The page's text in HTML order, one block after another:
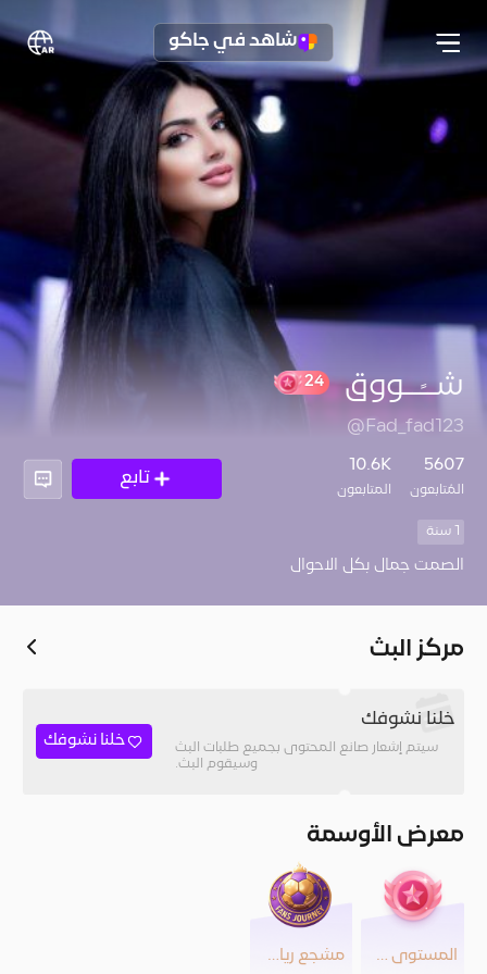
شاهد في جاكو
شــًــووق
@Fad_fad123
5607
المُتابعون
10.6K
المتابعون
تابع
الصمت جمال بكل الاحوال
مركز البث
خلنا نشوفك
سيتم إشعار صانع المحتوى بجميع طلبات البث
وسيقوم البث.
خلنا نشوفك
معرض الأوسمة
المستوى 24 مشجع رياضي